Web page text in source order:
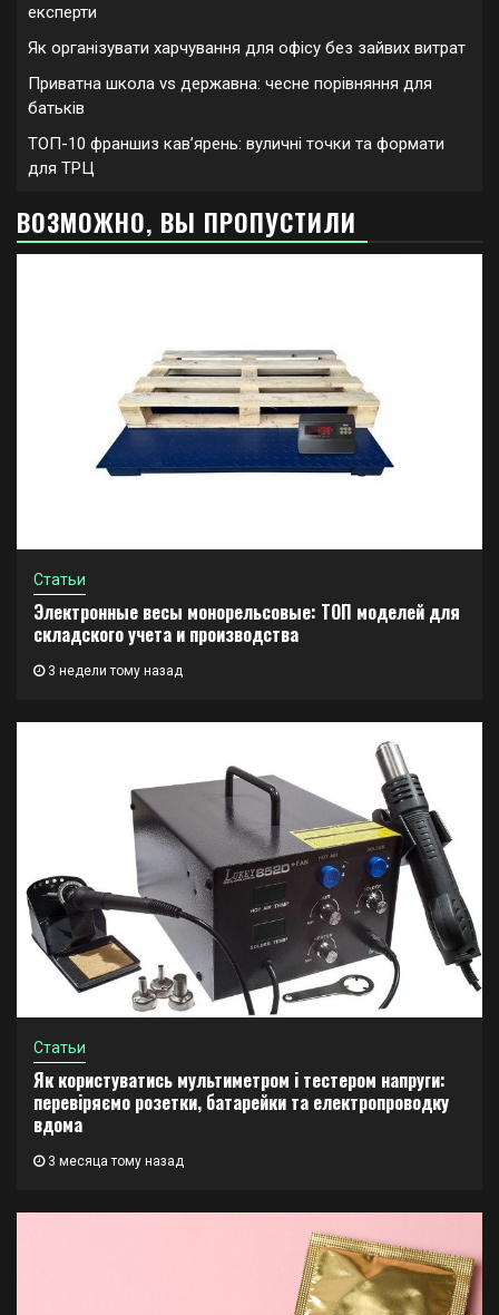
експерти
Як організувати харчування для офісу без зайвих витрат
Приватна школа vs державна: чесне порівняння для
батьків
ТОП-10 франшиз кавʼярень: вуличні точки та формати
для ТРЦ
ВОЗМОЖНО, ВЫ ПРОПУСТИЛИ
Статьи
Электронные весы монорельсовые: ТОП моделей для
складского учета и производства
3 недели тому назад
Статьи
Як користуватись мультиметром і тестером напруги:
перевіряємо розетки, батарейки та електропроводку
вдома
3 месяца тому назад